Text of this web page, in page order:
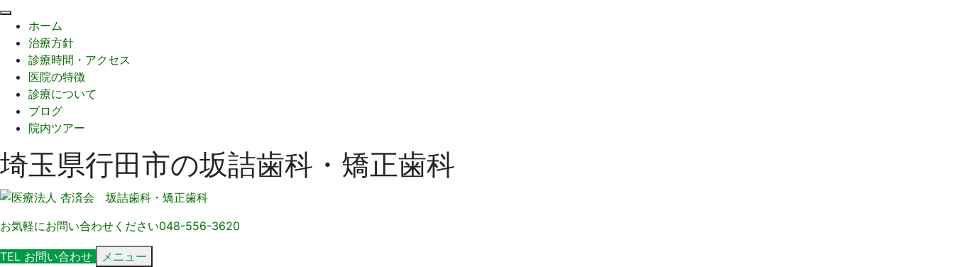
ホーム
治療方針
診療時間・アクセス
医院の特徴
診療について
ブログ
院内ツアー
埼玉県行田市の坂詰歯科・矯正歯科
お気軽にお問い合わせください048-556-3620
TEL お問い合わせ
メニュー